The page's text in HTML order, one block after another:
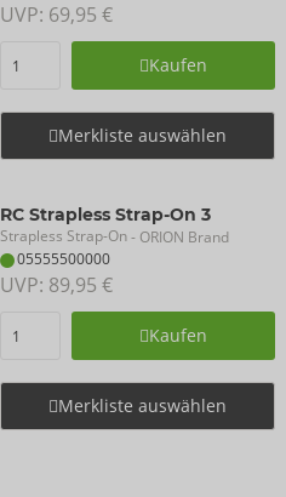
UVP: 69,95 €
Kaufen
Merkliste auswählen
RC Strapless Strap-On 3
Strapless Strap-On- ORION Brand
05555500000
UVP: 89,95 €
Kaufen
Merkliste auswählen